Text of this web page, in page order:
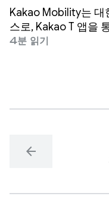
비용을 절감
45% 높입
Kakao Mobility는 대
스로, Kakao T 앱을
거 및 스쿠터 공유,
4분 읽기
arrow_back